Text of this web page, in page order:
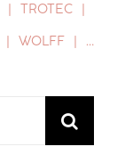
TROTEC
WOLFF …